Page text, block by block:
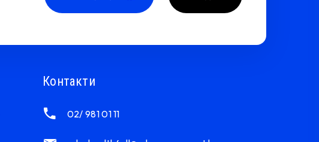
Контакти
02/ 981 01 11